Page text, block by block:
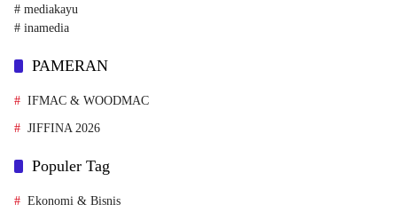
# mediakayu
# inamedia
PAMERAN
IFMAC & WOODMAC
JIFFINA 2026
Populer Tag
Ekonomi & Bisnis